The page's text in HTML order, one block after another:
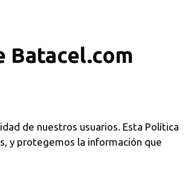
Batacel.com
de nuestros usuarios. Esta Política
y protegemos la información que